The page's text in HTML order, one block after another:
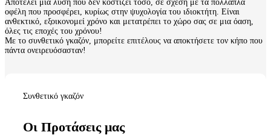
Αποτελεί μια λύση που δεν κοστίζει τόσο, σε σχέση με τα πολλαπλά
οφέλη που προσφέρει, κυρίως στην ψυχολογία του ιδιοκτήτη. Είναι
ανθεκτικό, εξοικονομεί χρόνο και μετατρέπει το χώρο σας σε μια όαση,
όλες τις εποχές του χρόνου!
Με το συνθετικό γκαζόν, μπορείτε επιτέλους να αποκτήσετε τον κήπο που
πάντα ονειρευόσασταν!
Συνθετικό γκαζόν
Οι Προτάσεις μας